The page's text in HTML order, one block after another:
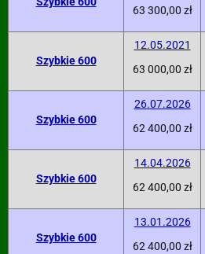
63 300,00 zł
Szybkie 600
12.05.2021
63 000,00 zł
Szybkie 600
26.07.2026
62 400,00 zł
Szybkie 600
14.04.2026
62 400,00 zł
Szybkie 600
13.01.2026
62 400,00 zł